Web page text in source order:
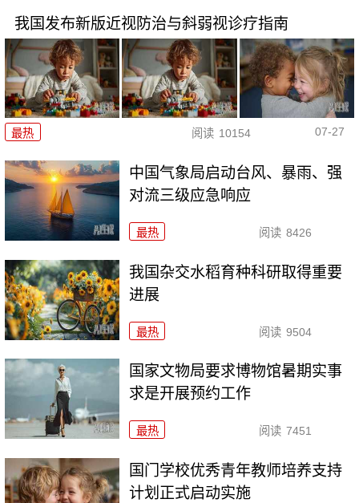
我国发布新版近视防治与斜弱视诊疗指南
最热 阅读 10154 07-27
中国气象局启动台风、暴雨、强
对流三级应急响应
最热 阅读 8426
我国杂交水稻育种科研取得重要
进展
最热 阅读 9504
国家文物局要求博物馆暑期实事
求是开展预约工作
最热 阅读 7451
国门学校优秀青年教师培养支持
计划正式启动实施